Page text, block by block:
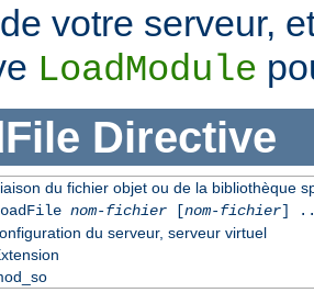
votre serveur,
LoadModule
Directive
du fichier objet ou de la bibliothèque
nom-fichier[nom-fichier]
du serveur, serveur virtuel